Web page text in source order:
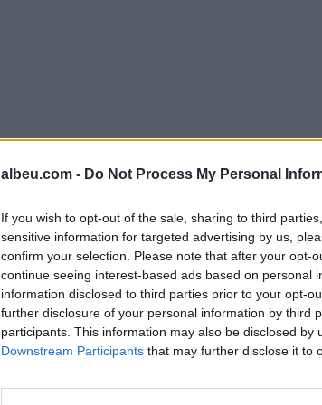
albeu.com - Do Not Process My Personal
If you wish to opt-out of the sale, sharing to third
sensitive information for targeted advertising by us,
confirm your selection. Please note that after your opt-
continue seeing interest-based ads based on personal
information disclosed to third parties prior to your opt-
further disclosure of your personal information by third
participants. This information may also be disclosed by
Downstream Participants that may further disclose it to